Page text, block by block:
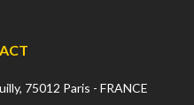
75012 Paris - FRANCE